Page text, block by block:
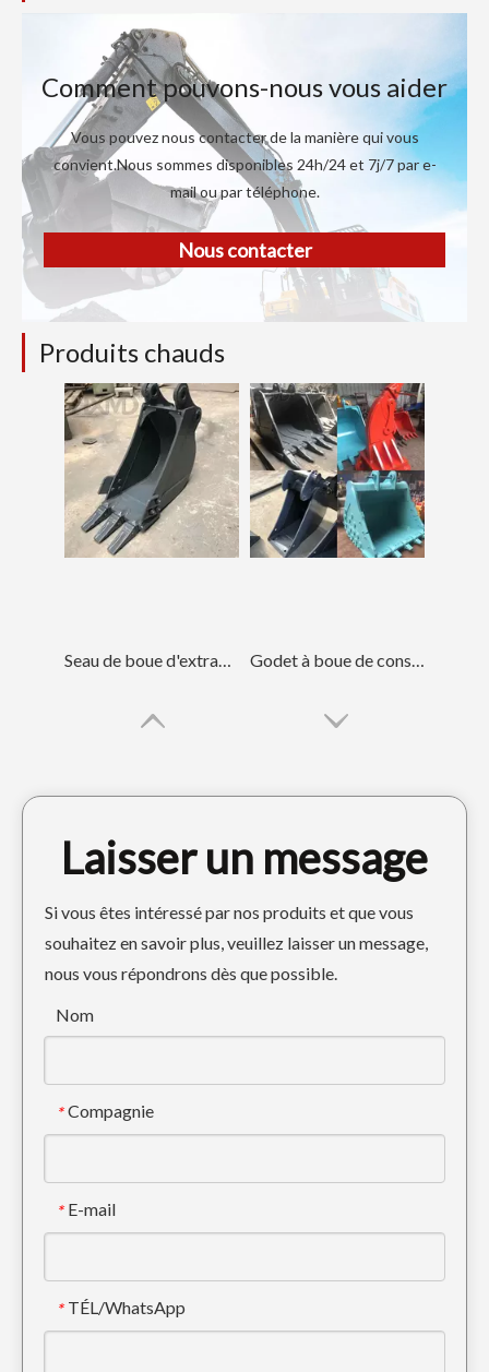
Comment pouvons-nous vous aider
Vous pouvez nous contacter de la manière qui vous
convient.Nous sommes disponibles 24h/24 et 7j/7 par e-
mail ou par téléphone.
Nous contacter
Produits chauds
Seau de boue d'extraction d'énergie de pelle rétro avec double tranchant DH55 Godet à boue de construction robuste avec Caterpillar E307
Seau squelette noir ODM pour Sany215
Laisser un message
Si vous êtes intéressé par nos produits et que vous
souhaitez en savoir plus, veuillez laisser un message,
nous vous répondrons dès que possible.
Nom
* Compagnie
* E-mail
* TÉL/WhatsApp